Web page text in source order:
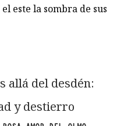
este la sombra de sus
allá del desdén:
y destierro